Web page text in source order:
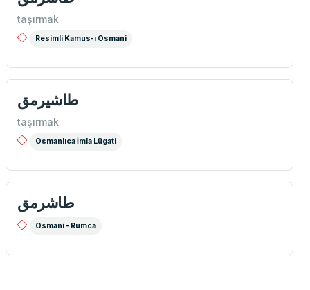
taşırmak
Resimli Kamus-ı Osmani
طاشیرمق
taşırmak
Osmanlıca İmla Lügati
طاشرمق
Osmani - Rumca